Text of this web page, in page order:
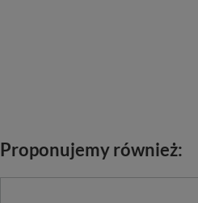
Proponujemy również: